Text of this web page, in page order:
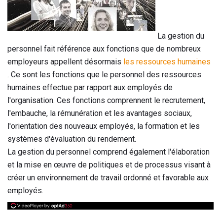
La gestion du
personnel fait référence aux fonctions que de nombreux
employeurs appellent désormais les ressources humaines
. Ce sont les fonctions que le personnel des ressources
humaines effectue par rapport aux employés de
l'organisation. Ces fonctions comprennent le recrutement,
l'embauche, la rémunération et les avantages sociaux,
l'orientation des nouveaux employés, la formation et les
systèmes d'évaluation du rendement.
La gestion du personnel comprend également l'élaboration
et la mise en œuvre de politiques et de processus visant à
créer un environnement de travail ordonné et favorable aux
employés.